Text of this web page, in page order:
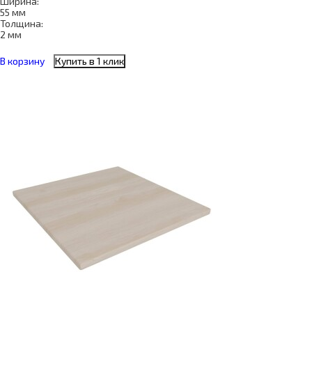
55 мм
Толщина:
2 мм
В корзину Купить в 1 клик